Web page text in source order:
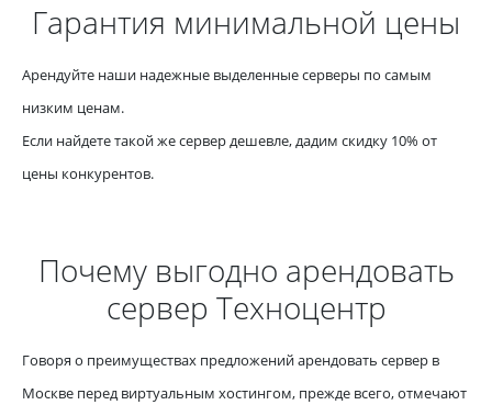
Гарантия минимальной цены
Арендуйте наши надежные выделенные серверы по самым
низким ценам.
Если найдете такой же сервер дешевле, дадим скидку 10% от
цены конкурентов.
Почему выгодно арендовать
сервер Техноцентр
Говоря о преимуществах предложений арендовать сервер в
Москве перед виртуальным хостингом, прежде всего, отмечают